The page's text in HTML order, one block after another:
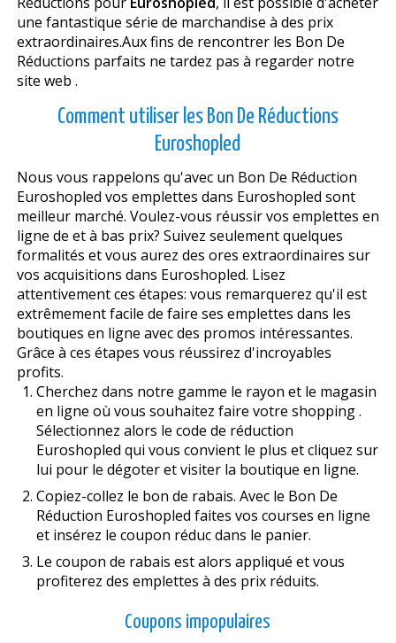
une fantastique série de marchandise à des prix
extraordinaires.Aux fins de rencontrer les Bon De
Réductions parfaits ne tardez pas à regarder notre
site web .
Comment utiliser les Bon De Réductions
Euroshopled
Nous vous rappelons qu'avec un Bon De Réduction
Euroshopled vos emplettes dans Euroshopled sont
meilleur marché. Voulez-vous réussir vos emplettes en
ligne de et à bas prix? Suivez seulement quelques
formalités et vous aurez des offres extraordinaires sur
vos acquisitions dans Euroshopled. Lisez
attentivement ces étapes: vous remarquerez qu'il est
extrêmement facile de faire ses emplettes dans les
boutiques en ligne avec des promos intéressantes.
Grâce à ces étapes vous réussirez d'incroyables
profits.
Cherchez dans notre gamme le rayon et le magasin
en ligne où vous souhaitez faire votre shopping .
Sélectionnez alors le code de réduction
Euroshopled qui vous convient le plus et cliquez sur
lui pour le dégoter et visiter la boutique en ligne.
Copiez-collez le bon de rabais. Avec le Bon De
Réduction Euroshopled faites vos courses en ligne
et insérez le coupon réduc dans le panier.
Le coupon de rabais est alors appliqué et vous
profiterez des emplettes à des prix réduits.
Coupons impopulaires